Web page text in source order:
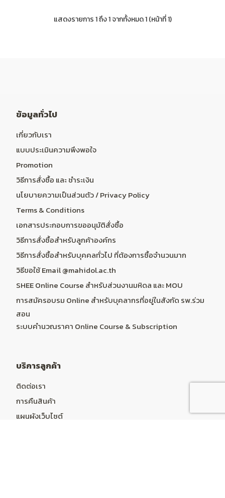
แสดงรายการ 1 ถึง 1 จากทั้งหมด 1 (หน้าที่ 1)
ข้อมูลทั่วไป
เกี่ยวกับเรา
แบบประเมินความพึงพอใจ
Promotion
วิธีการสั่งซื้อ และ ชำระเงิน
นโยบายความเป็นส่วนตัว / Privacy Policy
Terms & Conditions
เอกสารประกอบการขออนุมัติสั่งซื้อ
วิธีการสั่งซื้อสำหรับลูกค้าองค์กร
วิธีการสั่งซื้อสำหรับบุคคลทั่วไป ที่ต้องการซื้อจำนวนมาก
วิธีขอใช้ Email @mahidol.ac.th
SHEE Online Course สำหรับส่วนงานมหิดล และ MOU
การสมัครอบรม Online สำหรับบุคลากรที่อยู่ในสังกัด รพ.ร่วม
สอน
ระบบคำนวณราคา Online Course & Subscription
บริการลูกค้า
ติดต่อเรา
การคืนสินค้า
แผนผังเว็บไซต์